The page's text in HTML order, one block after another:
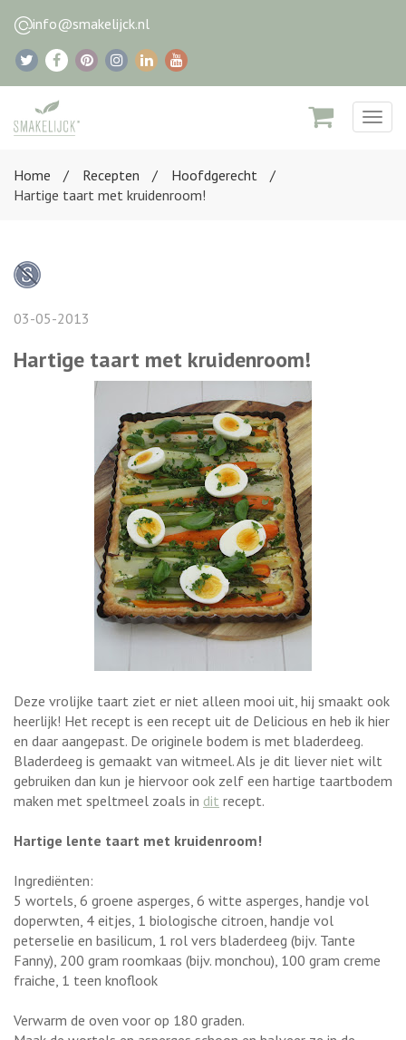
info@smakelijck.nl
Home
Recepten
Hoofdgerecht
Hartige taart met kruidenroom!
03-05-2013
Hartige taart met kruidenroom!
Deze vrolijke taart ziet er niet alleen mooi uit, hij smaakt ook
heerlijk! Het recept is een recept uit de Delicious en heb ik hier
en daar aangepast. De originele bodem is met bladerdeeg.
Bladerdeeg is gemaakt van witmeel. Als je dit liever niet wilt
gebruiken dan kun je hiervoor ook zelf een hartige taartbodem
maken met speltmeel zoals in dit recept.
Hartige lente taart met kruidenroom!
Ingrediënten:
5 wortels, 6 groene asperges, 6 witte asperges, handje vol
doperwten, 4 eitjes, 1 biologische citroen, handje vol
peterselie en basilicum, 1 rol vers bladerdeeg (bijv. Tante
Fanny), 200 gram roomkaas (bijv. monchou), 100 gram creme
fraiche, 1 teen knoflook
Verwarm de oven voor op 180 graden.